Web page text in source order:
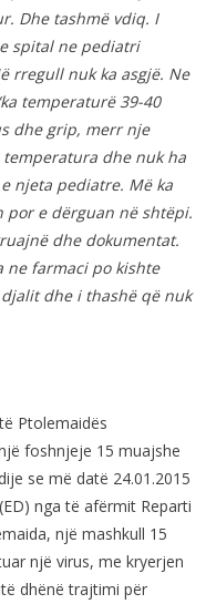
Dhe tashmë vdiq. I
spital ne pediatri
rregull nuk ka asgjë. Ne
temperaturë 39-40
dhe grip, merr nje
dhe nuk ha
njeta pediatre. Më ka
e dërguan në shtëpi.
dhe dokumentat.
ne farmaci po kishte
dhe i thashë që nuk
Ptolemaidës
foshnjeje 15 muajshe
se më datë 24.01.2015
nga të afërmit Reparti
një mashkull 15
një virus, me kryerjen
dhënë trajtimi për